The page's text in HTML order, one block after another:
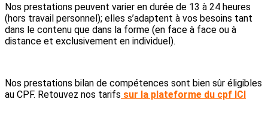
Nos prestations peuvent varier en durée de 13 à 24 heures
(hors travail personnel); elles s’adaptent à vos besoins tant
dans le contenu que dans la forme (en face à face ou à
distance et exclusivement en individuel).
Nos prestations bilan de compétences sont bien sûr éligibles
au CPF. Retouvez nos tarifs sur la plateforme du cpf ICI